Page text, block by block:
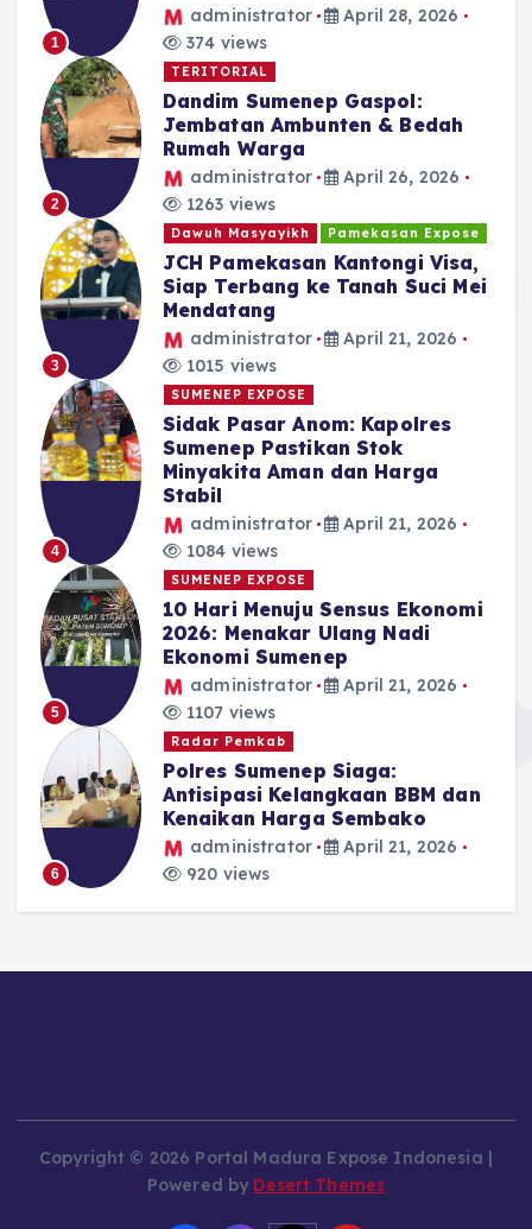
1
administrator
April 28, 2026
374 views
2
TERITORIAL
Dandim Sumenep Gaspol:
Jembatan Ambunten & Bedah
Rumah Warga
administrator
April 26, 2026
1263 views
3
Dawuh Masyayikh Pamekasan Expose
JCH Pamekasan Kantongi Visa,
Siap Terbang ke Tanah Suci Mei
Mendatang
administrator
April 21, 2026
1015 views
4
SUMENEP EXPOSE
Sidak Pasar Anom: Kapolres
Sumenep Pastikan Stok
Minyakita Aman dan Harga
Stabil
administrator
April 21, 2026
1084 views
5
SUMENEP EXPOSE
10 Hari Menuju Sensus Ekonomi
2026: Menakar Ulang Nadi
Ekonomi Sumenep
administrator
April 21, 2026
1107 views
6
Radar Pemkab
Polres Sumenep Siaga:
Antisipasi Kelangkaan BBM dan
Kenaikan Harga Sembako
administrator
April 21, 2026
920 views
Copyright © 2026 Portal Madura Expose Indonesia |
Powered by Desert Themes